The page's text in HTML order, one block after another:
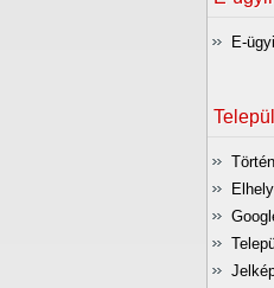
E-